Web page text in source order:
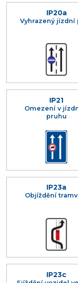
IP20a
Vyhrazený jízdní
IP21
Omezení v
pruhu
IP23a
Objíždění
IP23c